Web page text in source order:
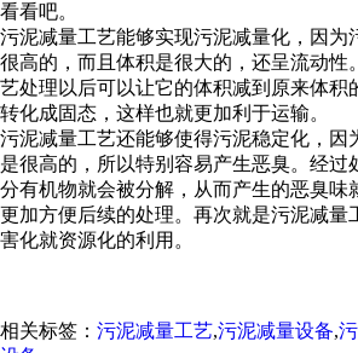
看看吧。
污泥减量工艺能够实现污泥减量化，因为
很高的，而且体积是很大的，还呈流动性
艺处理以后可以让它的体积减到原来体积
转化成固态，这样也就更加利于运输。
污泥减量工艺还能够使得污泥稳定化，因
是很高的，所以特别容易产生恶臭。经过
分有机物就会被分解，从而产生的恶臭味
更加方便后续的处理。再次就是污泥减量
害化就资源化的利用。
相关标签： 污泥减量工艺,污泥减量设备,